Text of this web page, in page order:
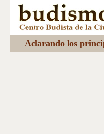
Aclarando los